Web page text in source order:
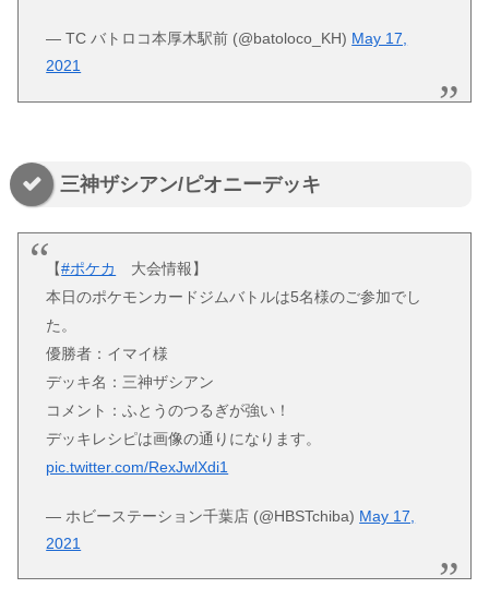
— TC バトロコ本厚木駅前 (@batoloco_KH) May 17,
2021
三神ザシアン/ピオニーデッキ
【#ポケカ
大会情報】
本日のポケモンカードジムバトルは5名様のご参加でし
た。
優勝者：イマイ様
デッキ名：三神ザシアン
コメント：ふとうのつるぎが強い！
デッキレシピは画像の通りになります。
pic.twitter.com/RexJwlXdi1
— ホビーステーション千葉店 (@HBSTchiba) May 17,
2021